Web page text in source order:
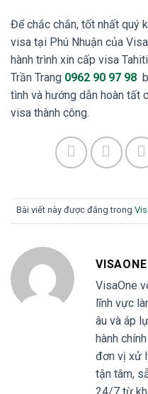
Để chắc chắn, tốt nhất quý
visa tại Phú Nhuận của
hành trình xin cấp visa
Trần Trang 0962 90 97 98
tình và hướng dẫn hoàn tất
visa thành công.
Bài viết này được đăng trong
VISAONE
VisaOne
lĩnh vực
âu và áp
hành
đơn vị xử
tận tâm,